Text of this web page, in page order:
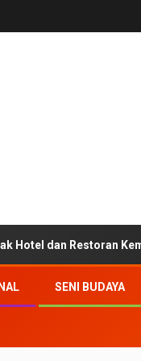
Kembali ke
SENI BUDAYA